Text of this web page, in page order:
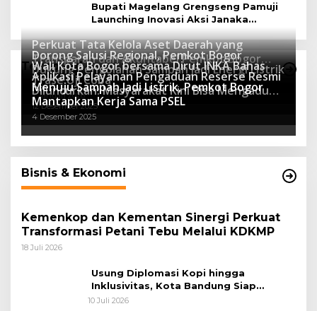
Bupati Magelang Grengseng Pamuji
Launching Inovasi Aksi Janaka
Program Sekolah Adiwiyata
Teknologi
Perkuat Tata Kelola Aset Daerah yang
Transparan dan Akuntabel Pemkot Bogor
Luncurkan SIMASDA
8 Juli 2026
Dorong Salusi Regional, Pemkot Bogor
Dukung Pengolahan Sampah Jadi Energi Listrik
8 April 2026
Wali Kota Bogor bersama Dirut INKA Bahas
Trase Uji Coba
7 Januari 2026
Aplikasi Pelayanan Pengaduan Reserse Resmi
Diluncurkan: Masyarakat Kini Bisa Mengadu
Lebih Cepat, Mudah, dan Terintegrasi
12 Desember 2025
Menuju Sampah Jadi Listrik, Pemkot Bogor
Mantapkan Kerja Sama PSEL
4 Desember 2025
Bisnis & Ekonomi
Kemenkop dan Kementan Sinergi Perkuat
Transformasi Petani Tebu Melalui KDKMP
18 Juli 2026
Usung Diplomasi Kopi hingga
Inklusivitas, Kota Bandung Siap
Sambut 25 Duta Besar di Festival Asia
10 Juli 2026